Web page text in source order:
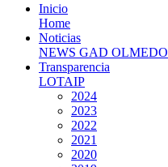
Inicio
Home
Noticias
NEWS GAD OLMEDO
Transparencia
LOTAIP
2024
2023
2022
2021
2020